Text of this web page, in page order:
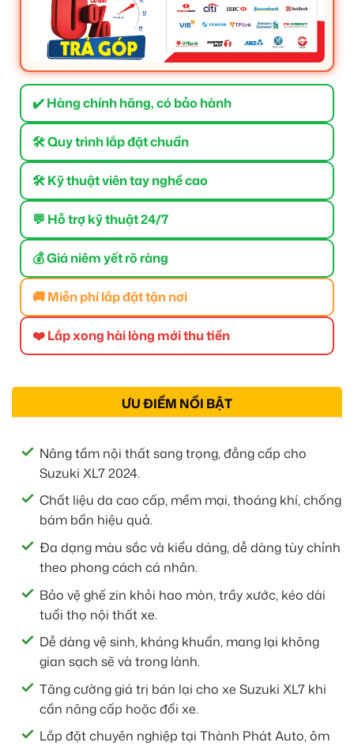
✔️ Hàng chính hãng, có bảo hành
🛠 Quy trình lắp đặt chuẩn
🛠 Kỹ thuật viên tay nghề cao
💬 Hỗ trợ kỹ thuật 24/7
💰 Giá niêm yết rõ ràng
🚚 Miễn phí lắp đặt tận nơi
❤️ Lắp xong hài lòng mới thu tiền
ƯU ĐIỂM NỔI BẬT
Nâng tầm nội thất sang trọng, đẳng cấp cho
Suzuki XL7 2024.
Chất liệu da cao cấp, mềm mại, thoáng khí, chống
bám bẩn hiệu quả.
Đa dạng màu sắc và kiểu dáng, dễ dàng tùy chỉnh
theo phong cách cá nhân.
Bảo vệ ghế zin khỏi hao mòn, trầy xước, kéo dài
tuổi thọ nội thất xe.
Dễ dàng vệ sinh, kháng khuẩn, mang lại không
gian sạch sẽ và trong lành.
Tăng cường giá trị bán lại cho xe Suzuki XL7 khi
cần nâng cấp hoặc đổi xe.
Lắp đặt chuyên nghiệp tại Thành Phát Auto, ôm